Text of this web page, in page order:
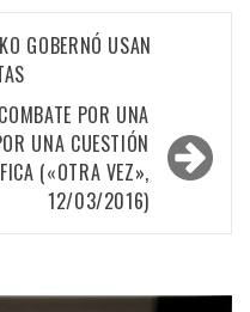
GOBERNÓ USAN
POR UNA
UNA CUESTIÓN
(«OTRA VEZ»,
12/03/2016)